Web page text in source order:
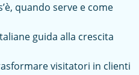
quando serve e come
guida alla crescita
visitatori in clienti